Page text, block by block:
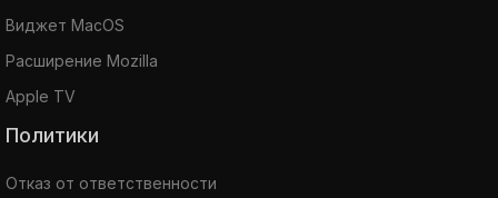
Виджет MacOS
Расширение Mozilla
Apple TV
Политики
Отказ от ответственности